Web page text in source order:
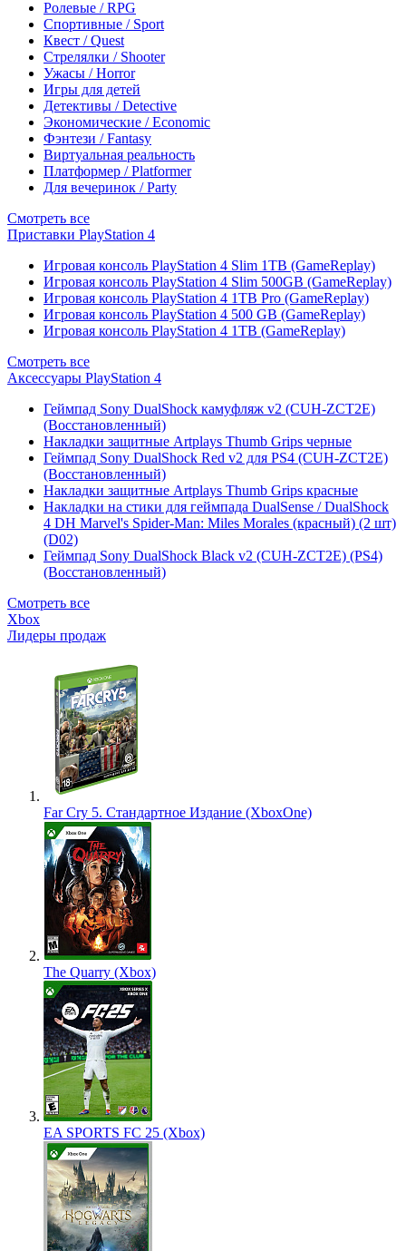
Ролевые / RPG
Спортивные / Sport
Квест / Quest
Стрелялки / Shooter
Ужасы / Horror
Игры для детей
Детективы / Detective
Экономические / Economic
Фэнтези / Fantasy
Виртуальная реальность
Платформер / Platformer
Для вечеринок / Party
Смотреть все
Приставки PlayStation 4
Игровая консоль PlayStation 4 Slim 1TB (GameReplay)
Игровая консоль PlayStation 4 Slim 500GB (GameReplay)
Игровая консоль PlayStation 4 1TB Pro (GameReplay)
Игровая консоль PlayStation 4 500 GB (GameReplay)
Игровая консоль PlayStation 4 1TB (GameReplay)
Смотреть все
Аксессуары PlayStation 4
Геймпад Sony DualShock камуфляж v2 (CUH-ZCT2E)
(Восстановленный)
Накладки защитные Artplays Thumb Grips черные
Геймпад Sony DualShock Red v2 для PS4 (CUH-ZCT2E)
(Восстановленный)
Накладки защитные Artplays Thumb Grips красные
Накладки на стики для геймпада DualSense / DualShock
4 DH Marvel's Spider-Man: Miles Morales (красный) (2 шт)
(D02)
Геймпад Sony DualShock Black v2 (CUH-ZCT2E) (PS4)
(Восстановленный)
Смотреть все
Xbox
Лидеры продаж
Far Cry 5. Стандартное Издание (XboxOne)
The Quarry (Xbox)
EA SPORTS FC 25 (Xbox)